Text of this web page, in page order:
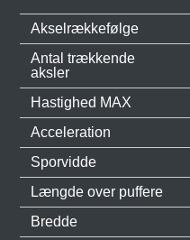
Akselrækkefølge
Antal trækkende
aksler
Hastighed MAX
Acceleration
Sporvidde
Længde over puffere
Bredde